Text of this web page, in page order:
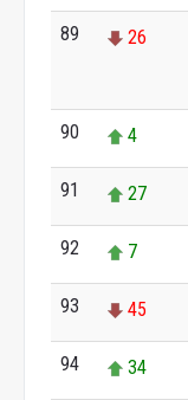
89 26
90 4
91 27
92 7
93 45
94 34